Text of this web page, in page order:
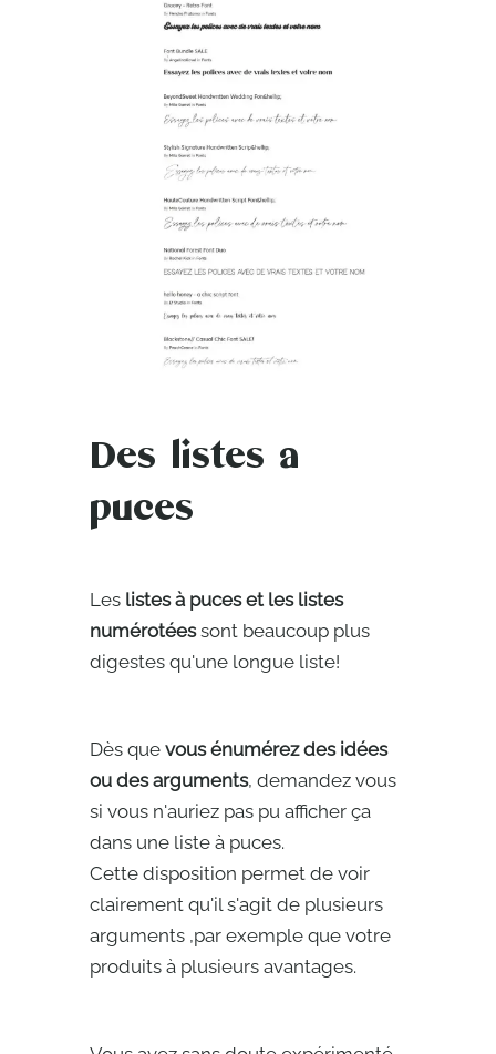
Des listes a
puces
Leslistes à puces et les listes
numérotéessont beaucoup plus
digestes qu'une longue liste!
Dès que vous énumérez des idées
ou des arguments, demandez vous
si vous n'auriez pas pu afficher ça
dans une liste à puces.
Cette disposition permet de voir
clairement qu'il s'agit de plusieurs
arguments ,par exemple que votre
produits à plusieurs avantages.